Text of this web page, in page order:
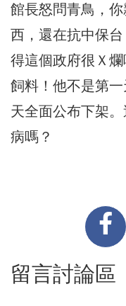
館長怒問青鳥，
西，還在抗中保
得這個政府很Ｘ
飼料！他不是第
天全面公布下架
病嗎？
留言討論區